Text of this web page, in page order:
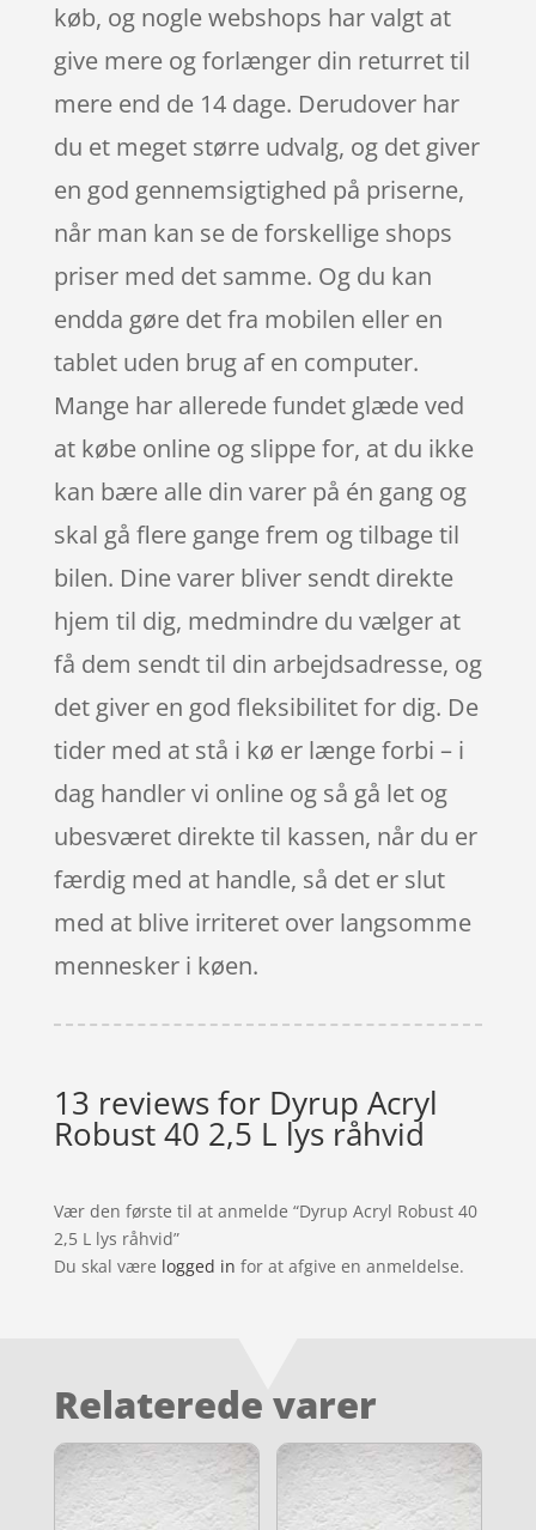
køb, og nogle webshops har valgt at
give mere og forlænger din returret til
mere end de 14 dage. Derudover har
du et meget større udvalg, og det giver
en god gennemsigtighed på priserne,
når man kan se de forskellige shops
priser med det samme. Og du kan
endda gøre det fra mobilen eller en
tablet uden brug af en computer.
Mange har allerede fundet glæde ved
at købe online og slippe for, at du ikke
kan bære alle din varer på én gang og
skal gå flere gange frem og tilbage til
bilen. Dine varer bliver sendt direkte
hjem til dig, medmindre du vælger at
få dem sendt til din arbejdsadresse, og
det giver en god fleksibilitet for dig. De
tider med at stå i kø er længe forbi – i
dag handler vi online og så gå let og
ubesværet direkte til kassen, når du er
færdig med at handle, så det er slut
med at blive irriteret over langsomme
mennesker i køen.
13 reviews for Dyrup Acryl
Robust 40 2,5 L lys råhvid
Vær den første til at anmelde “Dyrup Acryl Robust 40
2,5 L lys råhvid”
Du skal være logged in for at afgive en anmeldelse.
Relaterede varer